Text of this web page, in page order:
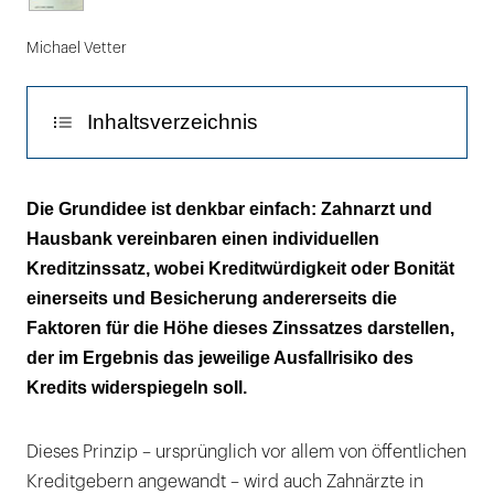
Michael Vetter
Inhaltsverzeichnis
1. Ermittlung der Bonität
2. Prüfung der Sicherheiten
3. Festlegung der Preisklasse
Die Grundidee ist denkbar einfach: Zahnarzt und
Hausbank vereinbaren einen individuellen
Kreditzinssatz, wobei Kreditwürdigkeit oder Bonität
einerseits und Besicherung andererseits die
Faktoren für die Höhe dieses Zinssatzes darstellen,
der im Ergebnis das jeweilige Ausfallrisiko des
Kredits widerspiegeln soll.
Dieses Prinzip – ursprünglich vor allem von öffentlichen
Kreditgebern angewandt – wird auch Zahnärzte in